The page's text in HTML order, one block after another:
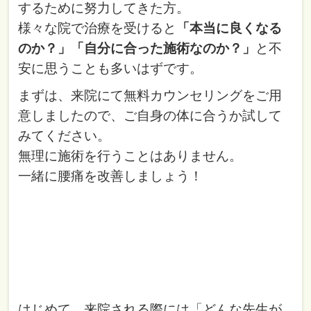
するために努力してきた方。
様々な院で治療を受けると
「本当に良くなる
のか？」
「自分に合った施術なのか？」
と不
安に思うことも多いはずです。
まずは、来院にて無料カウンセリングをご用
意しましたので、ご自身の体に合うか試して
みてください。
無理に施術を行うことはありません。
一緒に腰痛を改善しましょう！